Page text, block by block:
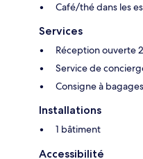
Café/thé dans les
Services
Réception ouverte
Service de
Consigne à bagages
Installations
1 bâtiment
Accessibilité